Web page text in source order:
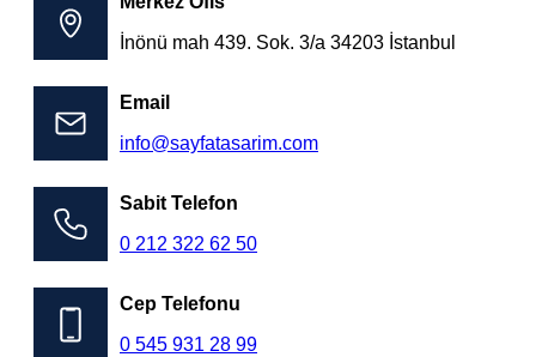
İnönü mah 439. Sok. 3/a 34203 İstanbul
Email
info@sayfatasarim.com
Sabit Telefon
0 212 322 62 50
Cep Telefonu
0 545 931 28 99